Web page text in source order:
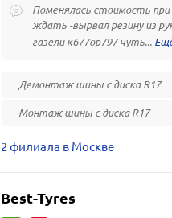
Поменялась стоимость при
ждать -вырвал резину из
газели к677ор797 чуть...
Демонтаж шины с диска R17
Монтаж шины с диска R17
2 филиала в Москве
Best-Tyres